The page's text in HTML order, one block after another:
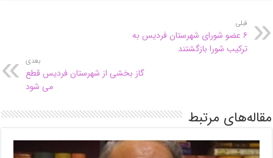
قبلی
۶ عضو شورای شهرستان فردیس به
ترکیب شورا بازگشتند
بعدی
گاز بخشی از شهرستان فردیس قطع
می شود
مقاله‌های مرتبط